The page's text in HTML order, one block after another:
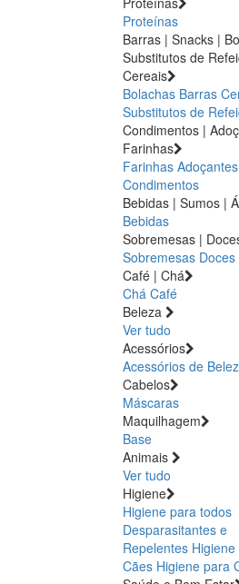
Proteínas
Barras | Snacks |
Substitutos de
Cereais
Bolachas Barras
Substitutos de
Condimentos |
Farinhas
Farinhas Adoçantes
Condimentos
Bebidas | Sumos |
Bebidas
Sobremesas |
Sobremesas Doces
Café | Chá
Chá Café
Beleza
Ver tudo
Acessórios
Acessórios de
Cabelos
Máscaras
Maquilhagem
Base
Animais
Ver tudo
Higiene
Higiene para todos
Desparasitantes e
Repelentes
Cães Higiene para